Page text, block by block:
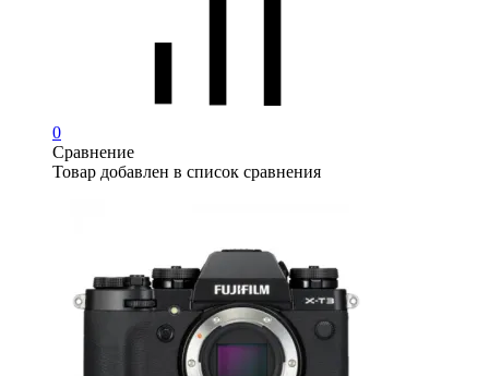
0
Сравнение
Товар добавлен в список сравнения